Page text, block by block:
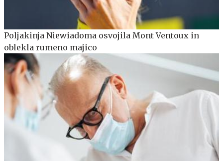
Poljakinja Niewiadoma osvojila Mont Ventoux in
oblekla rumeno majico